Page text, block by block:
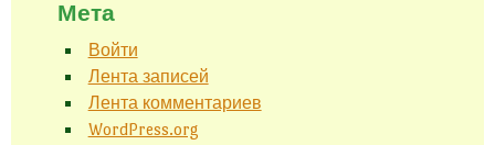
Мета
Войти
Лента записей
Лента комментариев
WordPress.org